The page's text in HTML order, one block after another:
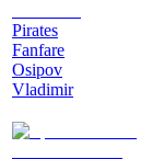
Pirates
Fanfare
Osipov
Vladimir